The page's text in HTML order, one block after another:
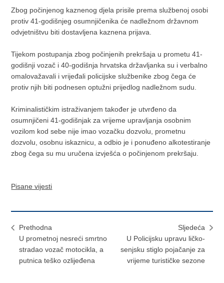
Zbog počinjenog kaznenog djela prisile prema službenoj osobi
protiv 41-godišnjeg osumnjičenika će nadležnom državnom
odvjetništvu biti dostavljena kaznena prijava.
Tijekom postupanja zbog počinjenih prekršaja u prometu 41-
godišnji vozač i 40-godišnja hrvatska državljanka su i verbalno
omalovažavali i vrijeđali policijske službenike zbog čega će
protiv njih biti podnesen optužni prijedlog nadležnom sudu.
Kriminalističkim istraživanjem također je utvrđeno da
osumnjičeni 41-godišnjak za vrijeme upravljanja osobnim
vozilom kod sebe nije imao vozačku dozvolu, prometnu
dozvolu, osobnu iskaznicu, a odbio je i ponuđeno alkotestiranje
zbog čega su mu uručena izvješća o počinjenom prekršaju.
Pisane vijesti
Prethodna
U prometnoj nesreći smrtno
stradao vozač motocikla, a
putnica teško ozlijeđena
Sljedeća
U Policijsku upravu ličko-
senjsku stiglo pojačanje za
vrijeme turističke sezone